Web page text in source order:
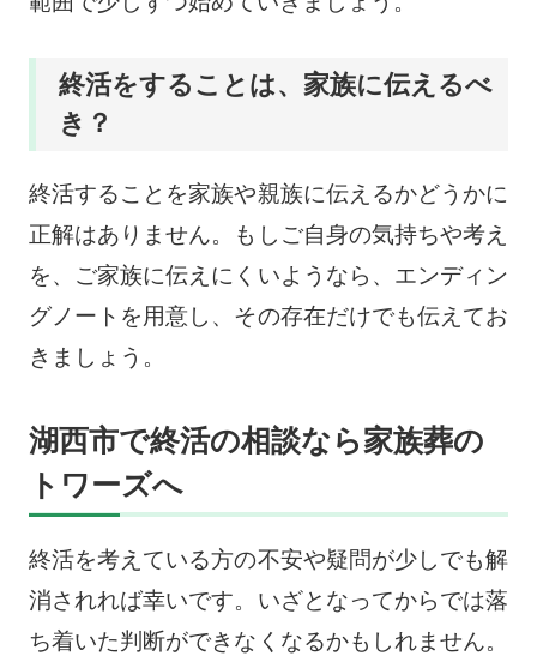
終活をすることは、家族に伝えるべ
き？
終活することを家族や親族に伝えるかどうかに
正解はありません。もしご自身の気持ちや考え
を、ご家族に伝えにくいようなら、エンディン
グノートを用意し、その存在だけでも伝えてお
きましょう。
湖西市で終活の相談なら家族葬の
トワーズへ
終活を考えている方の不安や疑問が少しでも解
消されれば幸いです。いざとなってからでは落
ち着いた判断ができなくなるかもしれません。